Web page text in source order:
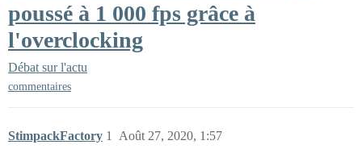
poussé à 1 000 fps grâce à
l'overclocking
Débat sur l'actu
commentaires
StimpackFactory Août 27, 2020, 1:57
1